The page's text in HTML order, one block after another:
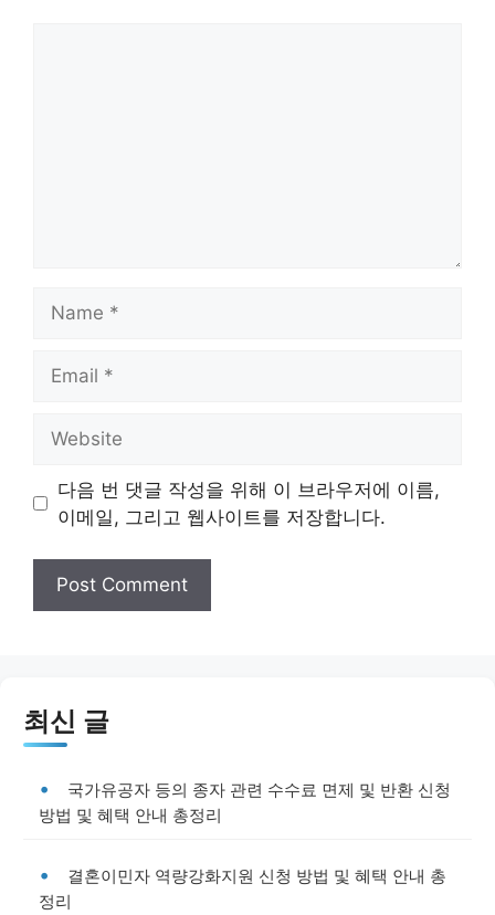
다음 번 댓글 작성을 위해 이 브라우저에 이름,
이메일, 그리고 웹사이트를 저장합니다.
최신 글
국가유공자 등의 종자 관련 수수료 면제 및 반환 신청
방법 및 혜택 안내 총정리
결혼이민자 역량강화지원 신청 방법 및 혜택 안내 총
정리